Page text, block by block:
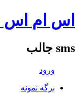
اس ام اس
sms جالب
ورود
برگه نمونه